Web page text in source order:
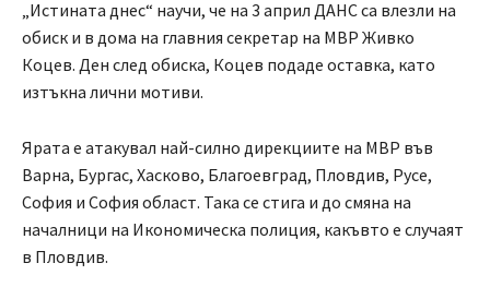
„Истината днес“ научи, че на 3 април ДАНС са влезли на
обиск и в дома на главния секретар на МВР Живко
Коцев. Ден след обиска, Коцев подаде оставка, като
изтъкна лични мотиви.
Ярата е атакувал най-силно дирекциите на МВР във
Варна, Бургас, Хасково, Благоевград, Пловдив, Русе,
София и София област. Така се стига и до смяна на
началници на Икономическа полиция, какъвто е случаят
в Пловдив.